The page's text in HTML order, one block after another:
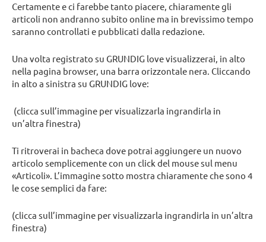
Certamente e ci farebbe tanto piacere, chiaramente gli
articoli non andranno subito online ma in brevissimo tempo
saranno controllati e pubblicati dalla redazione.
Una volta registrato su GRUNDIG love visualizzerai, in alto
nella pagina browser, una barra orizzontale nera. Cliccando
in alto a sinistra su GRUNDIG love:
(clicca sull’immagine per visualizzarla ingrandirla in
un’altra finestra)
Ti ritroverai in bacheca dove potrai aggiungere un nuovo
articolo semplicemente con un click del mouse sul menu
«Articoli». L’immagine sotto mostra chiaramente che sono 4
le cose semplici da fare:
(clicca sull’immagine per visualizzarla ingrandirla in un’altra
finestra)